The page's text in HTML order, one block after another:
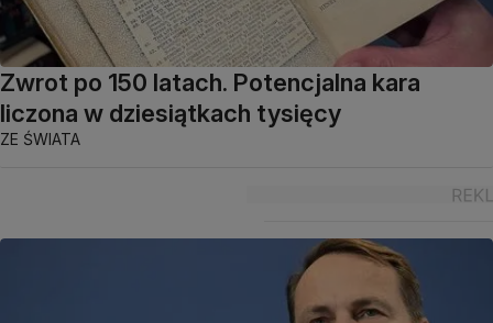
Zwrot po 150 latach. Potencjalna kara
liczona w dziesiątkach tysięcy
ZE ŚWIATA